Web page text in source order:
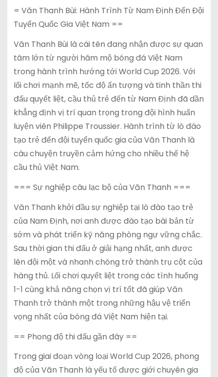
= Văn Thanh Bùi: Hành Trình Từ Nam Định Đến Đội
Tuyển Quốc Gia Việt Nam ==
Văn Thanh Bùi là cái tên đang nhận được sự quan
tâm lớn từ người hâm mộ bóng đá Việt Nam
trong hành trình hướng tới World Cup 2026. Với
lối chơi mạnh mẽ, tốc độ ấn tượng và tinh thần thi
đấu quyết liệt, cầu thủ trẻ đến từ Nam Định đã dần
khẳng định vị trí quan trọng trong đội hình huấn
luyện viên Philippe Troussier. Hành trình từ lò đào
tạo trẻ đến đội tuyển quốc gia của Văn Thanh là
câu chuyện truyền cảm hứng cho nhiều thế hệ
cầu thủ Việt Nam.
=== Sự nghiệp câu lạc bộ của Văn Thanh ===
Văn Thanh khởi đầu sự nghiệp tại lò đào tạo trẻ
của Nam Định, nơi anh được đào tạo bài bản từ
sớm và phát triển kỹ năng phòng ngự vững chắc.
Sau thời gian thi đấu ở giải hạng nhất, anh được
lên đội một và nhanh chóng trở thành trụ cột của
hàng thủ. Lối chơi quyết liệt trong các tình huống
1-1 cùng khả năng chọn vị trí tốt đã giúp Văn
Thanh trở thành một trong những hậu vệ triển
vọng nhất của bóng đá Việt Nam hiện tại.
== Phong độ thi đấu gần đây ==
Trong giai đoạn vòng loại World Cup 2026, phong
độ của Văn Thanh là yếu tố được giới chuyên gia